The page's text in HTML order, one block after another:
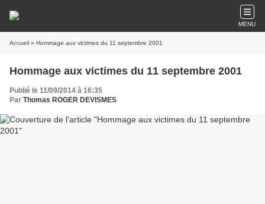
MENU
Accueil » Hommage aux victimes du 11 septembre 2001
Hommage aux victimes du 11 septembre 2001
Publié le 11/09/2014 à 16:35
Par Thomas ROGER DEVISMES